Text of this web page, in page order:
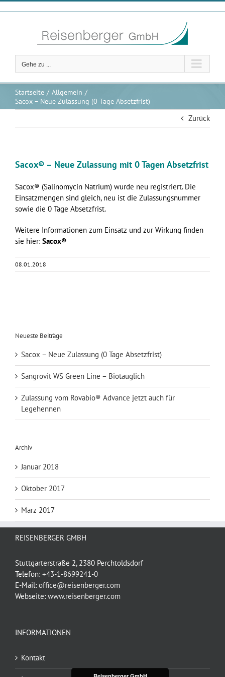
Zum
Gehe zu ...
Startseite
Allgemein
Sacox – Neue Zulassung (0 Tage Absetzfrist)
Zurück
Sacox® – Neue Zulassung mit 0 Tagen Absetzfrist
Sacox® (Salinomycin Natrium) wurde neu registriert. Die
Einsatzmengen sind gleich, neu ist die Zulassungsnummer
sowie die 0 Tage Absetzfrist.
Weitere Informationen zum Einsatz und zur Wirkung finden
sie hier: Sacox®
08.01.2018
Neueste Beiträge
Sacox – Neue Zulassung (0 Tage Absetzfrist)
Sangrovit WS Green Line – Biotauglich
Zulassung vom Rovabio® Advance jetzt auch für
Legehennen
Archiv
Januar 2018
Oktober 2017
März 2017
REISENBERGER GMBH
Stuttgarterstraße 2, 2380 Perchtoldsdorf
Telefon: +43-1-8699241-0
E-Mail: office@reisenberger.com
Webseite: www.reisenberger.com
INFORMATIONEN
Kontakt